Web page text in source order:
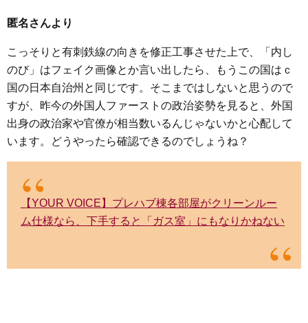
匿名さんより
こっそりと有刺鉄線の向きを修正工事させた上で、「内し
のび」はフェイク画像とか言い出したら、もうこの国はｃ
国の日本自治州と同じです。そこまではしないと思うので
すが、昨今の外国人ファーストの政治姿勢を見ると、外国
出身の政治家や官僚が相当数いるんじゃないかと心配して
います。どうやったら確認できるのでしょうね？
【YOUR VOICE】プレハブ棟各部屋がクリーンルー
ム仕様なら、下手すると「ガス室」にもなりかねない